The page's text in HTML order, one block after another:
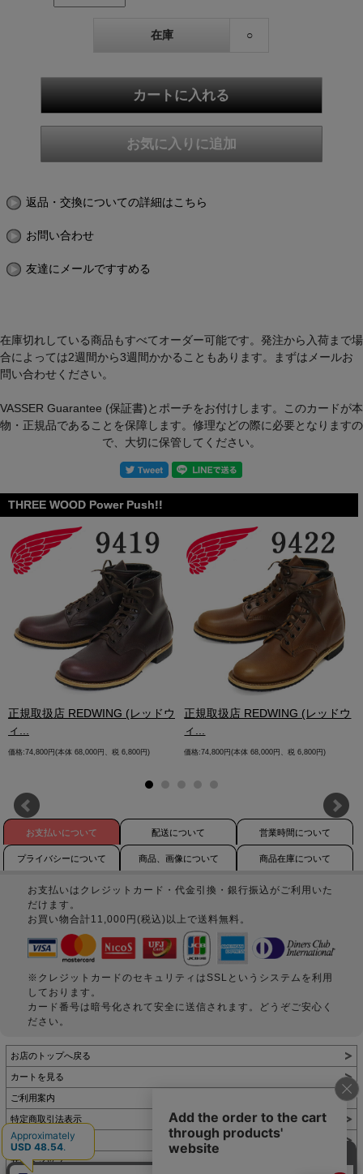
在庫 ○
返品・交換についての詳細はこちら
お問い合わせ
友達にメールですすめる
在庫切れしている商品もすべてオーダー可能です。発注から入荷まで場
合によっては2週間から3週間かかることもあります。まずはメールお
問い合わせください。
VASSER Guarantee (保証書)とポーチをお付けします。このカードが本
物・正規品であることを保障します。修理などの際に必要となりますの
で、大切に保管してください。
THREE WOOD Power Push!!
正規取扱店 REDWING (レッドウ
ィ...
価格:74,800円(本体 68,000円、税 6,800円)
正規取扱店 REDWING (レッドウ
ィ...
価格:74,800円(本体 68,000円、税 6,800円)
お支払いについて 配送について 営業時間について
プライバシーについて 商品、画像について 商品在庫について
お支払いはクレジットカード・代金引換・銀行振込がご利用いた
だけます。
お買い物合計11,000円(税込)以上で送料無料。
※クレジットカードのセキュリティはSSLというシステムを利用
しております。
カード番号は暗号化されて安全に送信されます。どうぞご安心く
ださい。
お店のトップへ戻る
カートを見る
ご利用案内
特定商取引法表示
個人情報の取扱い
サイトマップ